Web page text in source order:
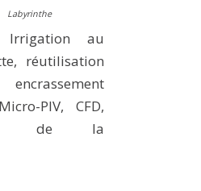
Labyrinthe
au
réutilisation
PIV, CFD,
de la